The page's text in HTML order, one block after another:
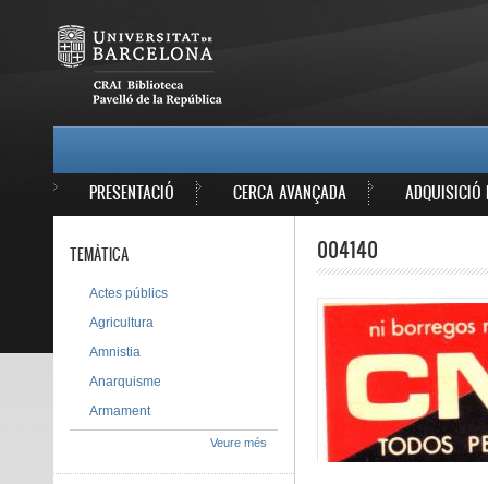
PRESENTACIÓ CERCA AVANÇADA ADQUISICIÓ
004140
TEMÀTICA
Actes públics
Agricultura
Amnistia
Anarquisme
Armament
Veure més